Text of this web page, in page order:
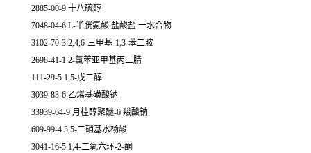
2885-00-9 十八硫醇
7048-04-6 L-半胱氨酸 盐酸盐 一水合物
3102-70-3 2,4,6-三甲基-1,3-苯二胺
2698-41-1 2-氯苯亚甲基丙二腈
111-29-5 1,5-戊二醇
3039-83-6 乙烯基磺酸钠
33939-64-9 月桂醇聚醚-6 羧酸钠
609-99-4 3,5-二硝基水杨酸
3041-16-5 1,4-二氧六环-2-酮